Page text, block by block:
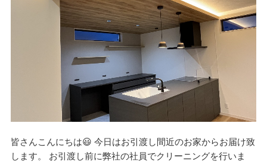
皆さんこんにちは😃 今日はお引渡し間近のお家からお届け致
します。 お引渡し前に弊社の社員でクリーニングを行いま